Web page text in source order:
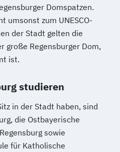
Domspatzen.
umsonst zum UNESCO-
der Stadt gelten die
große Regensburger Dom,
ist.
studieren
in der Stadt haben, sind
die Ostbayerische
sowie
für Katholische